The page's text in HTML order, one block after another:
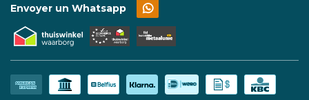
Envoyer un Whatsapp